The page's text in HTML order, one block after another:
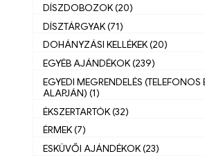
DÍSZDOBOZOK (20)
DÍSZTÁRGYAK (71)
DOHÁNYZÁSI KELLÉKEK (20)
EGYÉB AJÁNDÉKOK (239)
EGYEDI MEGRENDELÉS (TELEFONOS
ALAPJÁN) (1)
ÉKSZERTARTÓK (32)
ÉRMEK (7)
ESKÜVŐI AJÁNDÉKOK (23)